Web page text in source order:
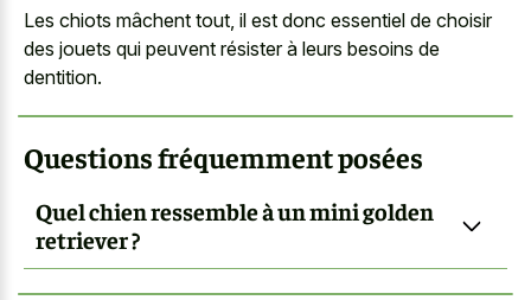
Les chiots mâchent tout, il est donc essentiel de choisir
des jouets qui peuvent résister à leurs besoins de
dentition.
Questions fréquemment posées
Quel chien ressemble à un mini golden
retriever ?